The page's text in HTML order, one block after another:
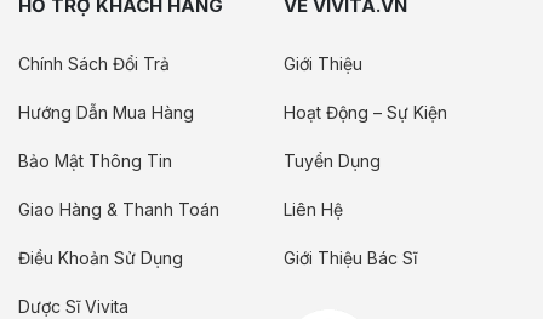
HỖ TRỢ KHÁCH HÀNG
Chính Sách Đổi Trả
Hướng Dẫn Mua Hàng
Bảo Mật Thông Tin
Giao Hàng & Thanh Toán
Điều Khoản Sử Dụng
Dược Sĩ Vivita
VỀ VIVITA.VN
Giới Thiệu
Hoạt Động – Sự Kiện
Tuyển Dụng
Liên Hệ
Giới Thiệu Bác Sĩ